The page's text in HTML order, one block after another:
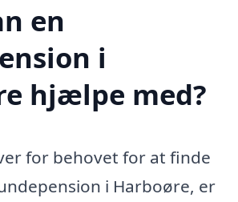
en
i
hjælpe med?
for behovet for at finde
i Harboøre, er